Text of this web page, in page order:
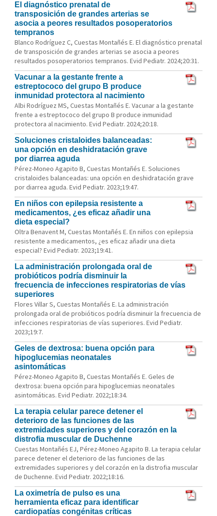
El diagnóstico prenatal de
transposición de grandes arterias se
asocia a peores resultados posoperatorios
tempranos
Blanco Rodríguez C, Cuestas Montañés E. El diagnóstico prenatal
de transposición de grandes arterias se asocia a peores
resultados posoperatorios tempranos. Evid Pediatr. 2024;20:31.
Vacunar a la gestante frente a
estreptococo del grupo B produce
inmunidad protectora al nacimiento
Albi Rodríguez MS, Cuestas Montañés E. Vacunar a la gestante
frente a estreptococo del grupo B produce inmunidad
protectora al nacimiento. Evid Pediatr. 2024;20:18.
Soluciones cristaloides balanceadas:
una opción en deshidratación grave
por diarrea aguda
Pérez-Moneo Agapito B, Cuestas Montañés E. Soluciones
cristaloides balanceadas: una opción en deshidratación grave
por diarrea aguda. Evid Pediatr. 2023;19:47.
En niños con epilepsia resistente a
medicamentos, ¿es eficaz añadir una
dieta especial?
Oltra Benavent M, Cuestas Montañés E. En niños con epilepsia
resistente a medicamentos, ¿es eficaz añadir una dieta
especial? Evid Pediatr. 2023;19:41.
La administración prolongada oral de
probióticos podría disminuir la
frecuencia de infecciones respiratorias de vías
superiores
Flores Villar S, Cuestas Montañés E. La administración
prolongada oral de probióticos podría disminuir la frecuencia de
infecciones respiratorias de vías superiores. Evid Pediatr.
2023;19:7.
Geles de dextrosa: buena opción para
hipoglucemias neonatales
asintomáticas
Pérez-Moneo Agapito B, Cuestas Montañés E. Geles de
dextrosa: buena opción para hipoglucemias neonatales
asintomáticas. Evid Pediatr. 2022;18:34.
La terapia celular parece detener el
deterioro de las funciones de las
extremidades superiores y del corazón en la
distrofia muscular de Duchenne
Cuestas Montañés EJ, Pérez-Moneo Agapito B. La terapia celular
parece detener el deterioro de las funciones de las
extremidades superiores y del corazón en la distrofia muscular
de Duchenne. Evid Pediatr. 2022;18:16.
La oximetría de pulso es una
herramienta eficaz para identificar
cardiopatías congénitas críticas